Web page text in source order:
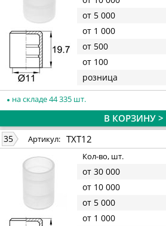
от 5 000
от 1 000
от 500
от 100
розница
на складе 44 335 шт.
В КОРЗИНУ >
35 Артикул: TXT12
Кол-во, шт.
от 30 000
от 10 000
от 5 000
от 1 000